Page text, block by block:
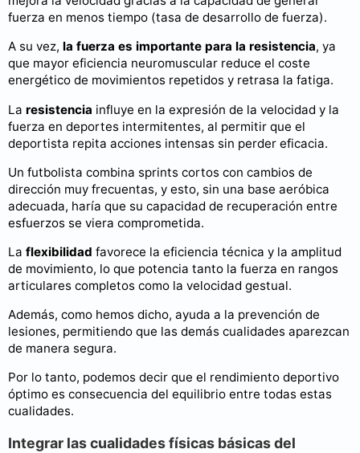
fuerza en menos tiempo (tasa de desarrollo de fuerza).
A su vez, la fuerza es importante para la resistencia, ya
que mayor eficiencia neuromuscular reduce el coste
energético de movimientos repetidos y retrasa la fatiga.
La resistencia influye en la expresión de la velocidad y la
fuerza en deportes intermitentes, al permitir que el
deportista repita acciones intensas sin perder eficacia.
Un futbolista combina sprints cortos con cambios de
dirección muy frecuentas, y esto, sin una base aeróbica
adecuada, haría que su capacidad de recuperación entre
esfuerzos se viera comprometida.
La flexibilidad favorece la eficiencia técnica y la amplitud
de movimiento, lo que potencia tanto la fuerza en rangos
articulares completos como la velocidad gestual.
Además, como hemos dicho, ayuda a la prevención de
lesiones, permitiendo que las demás cualidades aparezcan
de manera segura.
Por lo tanto, podemos decir que el rendimiento deportivo
óptimo es consecuencia del equilibrio entre todas estas
cualidades.
Integrar las cualidades físicas básicas del